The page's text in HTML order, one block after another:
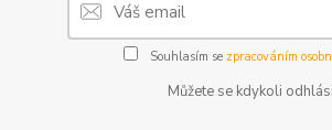
Souhlasím se zpracováním
Můžete se kdykoli